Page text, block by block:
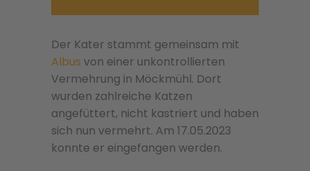
Der Kater stammt gemeinsam mit
Albus von einer unkontrollierten
Vermehrung in Möckmühl. Dort
wurden zahlreiche Katzen
angefüttert, nicht kastriert und haben
sich nun vermehrt. Am 17.05.2023
konnte er eingefangen werden.